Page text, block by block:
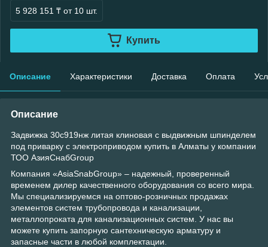
5 928 151 ₸ от 10 шт.
Купить
Описание Характеристики Доставка Оплата
Описание
Задвижка 30с919нж литая клиновая с выдвижным шпинделем
под приварку с электроприводом купить в Алматы у компании
ТОО АзияСнабGroup
Компания «AsiaSnabGroup» – надежный, проверенный
временем дилер качественного оборудования со всего мира.
Мы специализируемся на оптово-розничных продажах
элементов систем трубопровода и канализации,
металлопроката для канализационных систем. У нас вы
можете купить запорную сантехническую арматуру и
запасные части в любой комплектации.